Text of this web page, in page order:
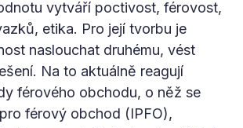
vytváří poctivost, férovost,
etika. Pro její tvorbu je
naslouchat druhému, vést
Na to aktuálně reagují
férového obchodu, o něž se
férový obchod (IPFO),